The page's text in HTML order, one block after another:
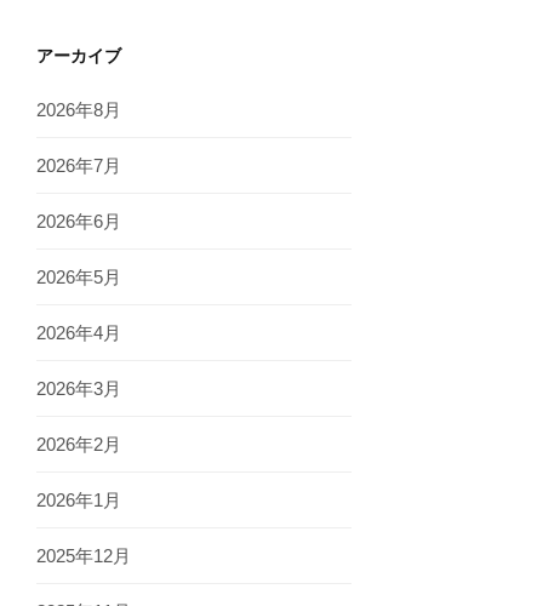
アーカイブ
2026年8月
2026年7月
2026年6月
2026年5月
2026年4月
2026年3月
2026年2月
2026年1月
2025年12月